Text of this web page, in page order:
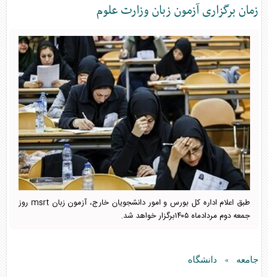
زمان برگزاری آزمون زبان وزارت علوم
طبق اعلام اداره کل بورس و امور دانشجویان خارج، آزمون زبان msrt روز
جمعه دوم مردادماه ۱۴۰۵برگزار خواهد شد.
جامعه » دانشگاه